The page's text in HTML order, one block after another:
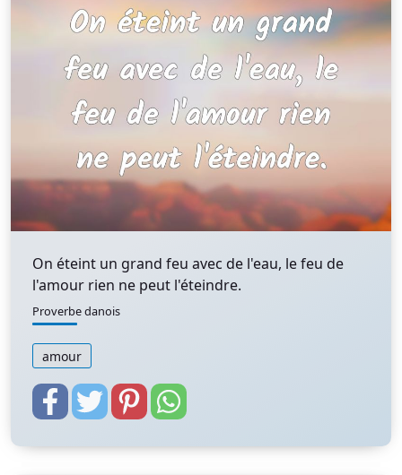
On éteint un grand feu avec de l'eau, le feu de
l'amour rien ne peut l'éteindre.
Proverbe danois
amour